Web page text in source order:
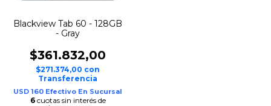
Blackview Tab 60 - 128GB
- Gray
$361.832,00
$271.374,00 con
Transferencia
USD 160 Efectivo En Sucursal
6 cuotas sin interés de